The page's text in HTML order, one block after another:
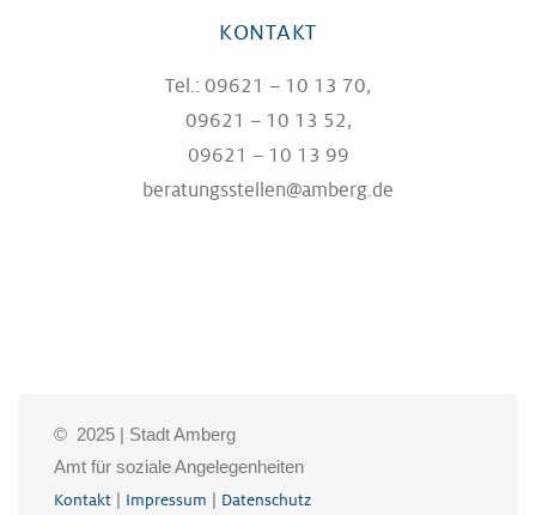
KONTAKT
Tel.: 09621 – 10 13 70,
09621 – 10 13 52,
09621 – 10 13 99
beratungsstellen@amberg.de
© 2025 | Stadt Amberg
Amt für soziale Angelegenheiten
Kontakt | Impressum | Datenschutz